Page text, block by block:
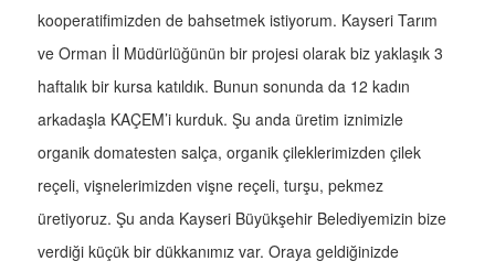
kooperatifimizden de bahsetmek istiyorum. Kayseri Tarım
ve Orman İl Müdürlüğünün bir projesi olarak biz yaklaşık 3
haftalık bir kursa katıldık. Bunun sonunda da 12 kadın
arkadaşla KAÇEM’i kurduk. Şu anda üretim iznimizle
organik domatesten salça, organik çileklerimizden çilek
reçeli, vişnelerimizden vişne reçeli, turşu, pekmez
üretiyoruz. Şu anda Kayseri Büyükşehir Belediyemizin bize
verdiği küçük bir dükkanımız var. Oraya geldiğinizde